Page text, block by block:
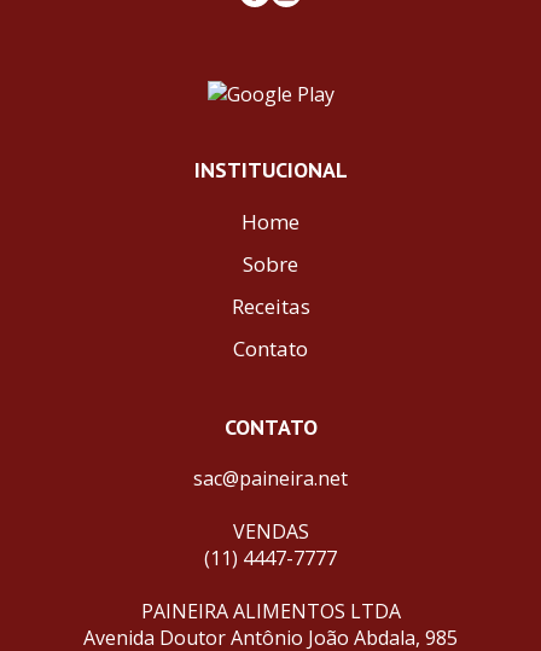
INSTITUCIONAL
Home
Sobre
Receitas
Contato
CONTATO
sac@paineira.net
VENDAS
(11) 4447-7777
PAINEIRA ALIMENTOS LTDA
Avenida Doutor Antônio João Abdala, 985